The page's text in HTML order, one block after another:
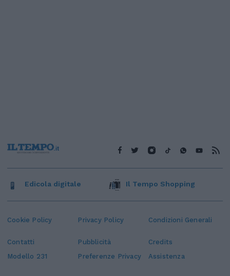
Cookie Policy Privacy Policy Condizioni Generali
Contatti Pubblicità
Credits
Modello 231
Preferenze Privacy Assistenza
Edicola digitale Il Tempo Shopping